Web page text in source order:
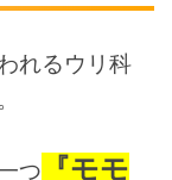
れるウリ科
つ
『モモ